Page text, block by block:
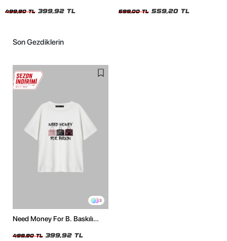
499,90 TL 399,92 TL
Tshirt
699,00 TL 559,20 TL
Son Gezdiklerin
3
Need Money For B. Baskılı
499,90 TL 399,92 TL